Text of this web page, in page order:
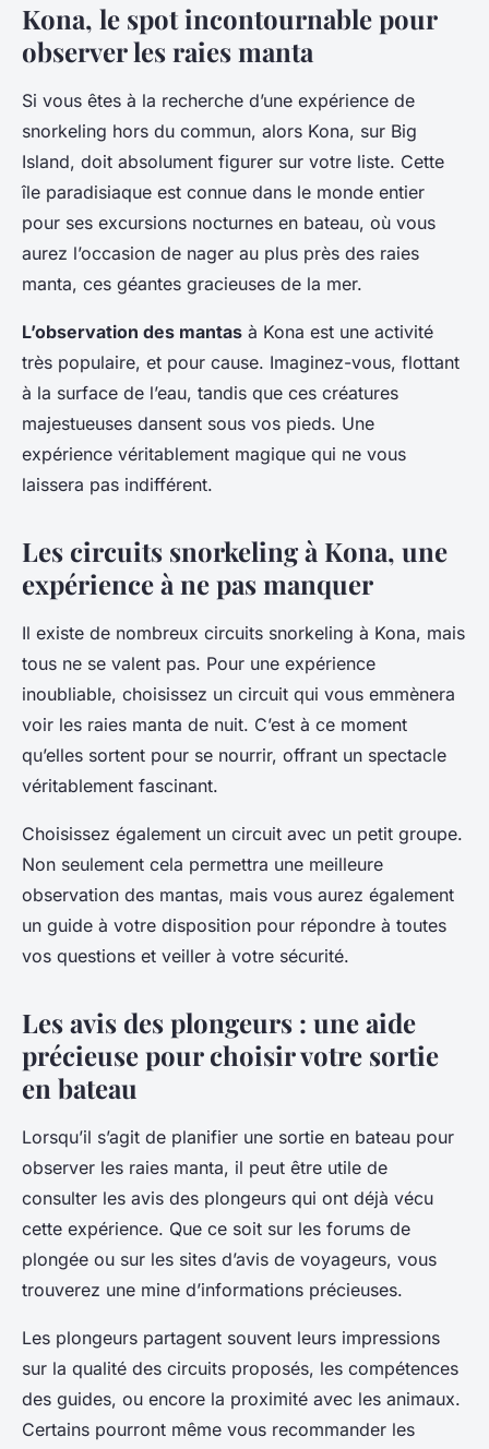
Kona, le spot incontournable pour
observer les raies manta
Si vous êtes à la recherche d’une expérience de
snorkeling hors du commun, alors Kona, sur Big
Island, doit absolument figurer sur votre liste. Cette
île paradisiaque est connue dans le monde entier
pour ses excursions nocturnes en bateau, où vous
aurez l’occasion de nager au plus près des raies
manta, ces géantes gracieuses de la mer.
L’observation des mantas à Kona est une activité
très populaire, et pour cause. Imaginez-vous, flottant
à la surface de l’eau, tandis que ces créatures
majestueuses dansent sous vos pieds. Une
expérience véritablement magique qui ne vous
laissera pas indifférent.
Les circuits snorkeling à Kona, une
expérience à ne pas manquer
Il existe de nombreux circuits snorkeling à Kona, mais
tous ne se valent pas. Pour une expérience
inoubliable, choisissez un circuit qui vous emmènera
voir les raies manta de nuit. C’est à ce moment
qu’elles sortent pour se nourrir, offrant un spectacle
véritablement fascinant.
Choisissez également un circuit avec un petit groupe.
Non seulement cela permettra une meilleure
observation des mantas, mais vous aurez également
un guide à votre disposition pour répondre à toutes
vos questions et veiller à votre sécurité.
Les avis des plongeurs : une aide
précieuse pour choisir votre sortie
en bateau
Lorsqu’il s’agit de planifier une sortie en bateau pour
observer les raies manta, il peut être utile de
consulter les avis des plongeurs qui ont déjà vécu
cette expérience. Que ce soit sur les forums de
plongée ou sur les sites d’avis de voyageurs, vous
trouverez une mine d’informations précieuses.
Les plongeurs partagent souvent leurs impressions
sur la qualité des circuits proposés, les compétences
des guides, ou encore la proximité avec les animaux.
Certains pourront même vous recommander les